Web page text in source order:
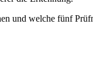
und welche fünf